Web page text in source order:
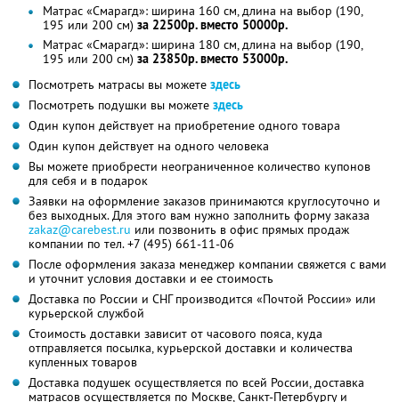
Матрас «Смарагд»: ширина 160 см, длина на выбор (190,
195 или 200 см) за 22500р. вместо 50000р.
Матрас «Смарагд»: ширина 180 см, длина на выбор (190,
195 или 200 см) за 23850р. вместо 53000р.
Посмотреть матрасы вы можете здесь
Посмотреть подушки вы можете здесь
Один купон действует на приобретение одного товара
Один купон действует на одного человека
Вы можете приобрести неограниченное количество купонов
для себя и в подарок
Заявки на оформление заказов принимаются круглосуточно и
без выходных. Для этого вам нужно заполнить форму заказа
zakaz@carebest.ru или позвонить в офис прямых продаж
компании по тел. +7 (495) 661-11-06
После оформления заказа менеджер компании свяжется с вами
и уточнит условия доставки и ее стоимость
Доставка по России и СНГ производится «Почтой России» или
курьерской службой
Стоимость доставки зависит от часового пояса, куда
отправляется посылка, курьерской доставки и количества
купленных товаров
Доставка подушек осуществляется по всей России, доставка
матрасов осуществляется по Москве, Санкт-Петербургу и